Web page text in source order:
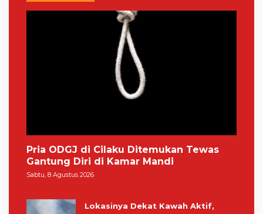
Pria ODGJ di Cilaku Ditemukan Tewas
Gantung Diri di Kamar Mandi
Sabtu, 8 Agustus 2026
Lokasinya Dekat Kawah Aktif,